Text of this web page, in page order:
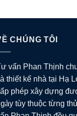
CHÚNG TÔI
vấn Phan Thịnh
thiết kế nhà tại Hạ
phép xây dựng
tùy thuộc từng